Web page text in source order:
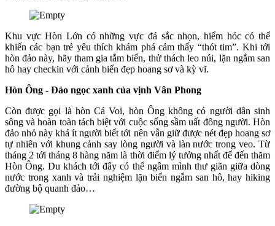
Khu vực Hòn Lớn có những vực đá sắc nhọn, hiểm hóc có thể
khiến các bạn trẻ yêu thích khám phá cảm thấy “thót tim”. Khi tới
hòn đảo này, hãy tham gia tắm biển, thử thách leo núi, lặn ngắm san
hô hay checkin với cảnh biển đẹp hoang sơ và kỳ vĩ.
Hòn Ông - Đảo ngọc xanh của vịnh Vân Phong
Còn được gọi là hòn Cá Voi, hòn Ông không có người dân sinh
sông và hoàn toàn tách biệt với cuộc sống sầm uất đông người. Hòn
đảo nhỏ này khá ít người biết tới nên vẫn giữ được nét đẹp hoang sơ
tự nhiên với khung cảnh say lòng người và làn nước trong veo. Từ
tháng 2 tới tháng 8 hàng năm là thời điểm lý tưởng nhất để đến thăm
Hòn Ông. Du khách tới đây có thể ngâm mình thư giãn giữa dòng
nước trong xanh và trải nghiệm lặn biển ngắm san hô, hay hiking
đường bộ quanh đảo…